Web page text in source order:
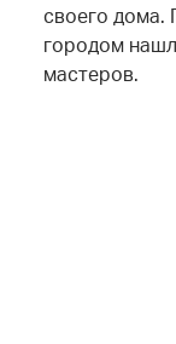
своего дома.
городом
мастеров.